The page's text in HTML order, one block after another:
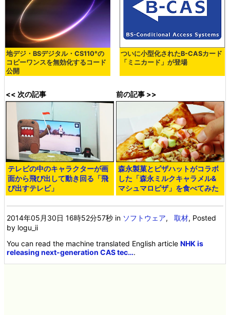
地デジ・BSデジタル・CS110°の
コピーワンスを無効化するコード
公開
ついに小型化されたB-CASカード
「ミニカード」が登場
<< 次の記事
テレビの中のキャラクターが画
面から飛び出して動き回る「飛
び出すテレビ」
前の記事 >>
森永製菓とピザハットがコラボ
した「森永ミルクキャラメル&
マシュマロピザ」を食べてみた
2014年05月30日 16時52分57秒 in ソフトウェア,取材, Posted
by logu_ii
You can read the machine translated English articleNHK is
releasing next-generation CAS tec….